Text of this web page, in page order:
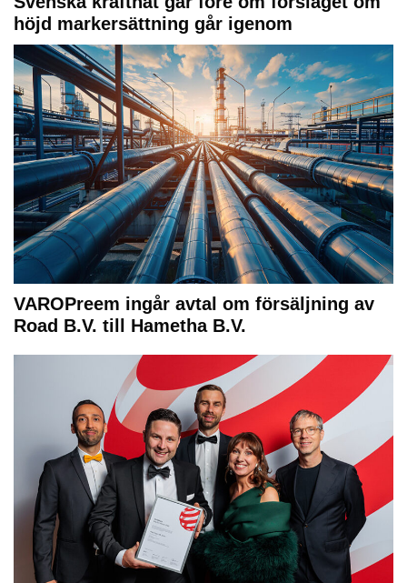
höjd markersättning går igenom
VAROPreem ingår avtal om försäljning av
Road B.V. till Hametha B.V.